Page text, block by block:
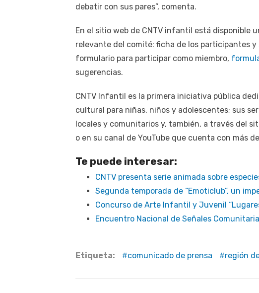
debatir con sus pares”, comenta.
En el sitio web de CNTV infantil está disponible
relevante del comité: ficha de los participantes
formulario para participar como miembro,
sugerencias.
CNTV Infantil es la primera iniciativa pública
cultural para niñas, niños y adolescentes; sus
locales y comunitarios y, también, a través del
o en su canal de YouTube que cuenta con más
Te puede interesar:
CNTV presenta serie animada sobre
Segunda temporada de “Emoticlub”, un
Concurso de Arte Infantil y Juvenil
Encuentro Nacional de Señales
Etiqueta: comunicado de prensa región